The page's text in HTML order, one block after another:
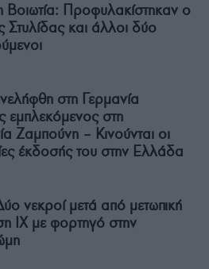
Βοιωτία: Προφυλακίστηκαν ο
και άλλοι δύο
στη Γερμανία
εμπλεκόμενος στη
Ζαμπούνη – Κινούνται οι
έκδοσής του στην Ελλάδα
νεκροί μετά από μετωπική
ΙΧ με φορτηγό στην